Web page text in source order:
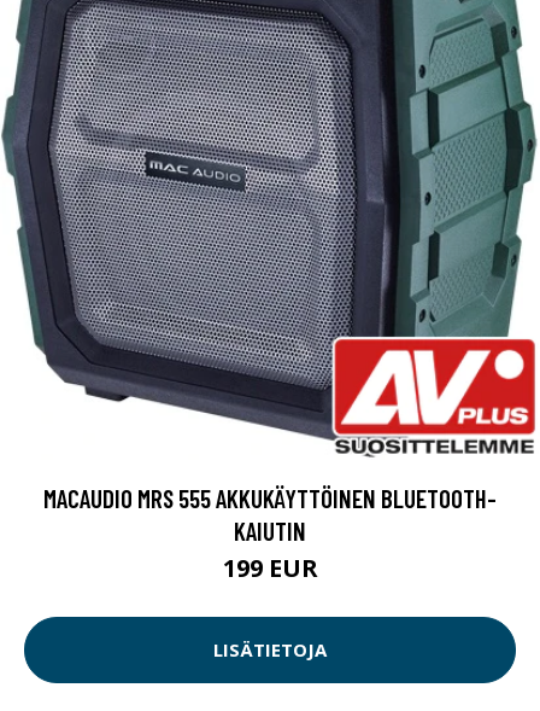
MACAUDIO MRS 555 AKKUKÄYTTÖINEN BLUETOOTH-
KAIUTIN
199 EUR
LISÄTIETOJA